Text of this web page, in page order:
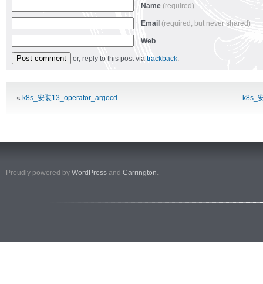
Name (required)
Email (required, but never shared)
Web
or, reply to this post via trackback.
« k8s_安装13_operator_argocd k8s_
Proudly powered by WordPress and Carrington.